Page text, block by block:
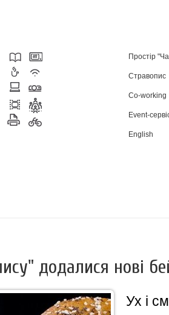
Простір
Стравопис
Co-working
Event-
English
додалися нові
Ух і